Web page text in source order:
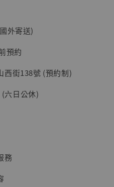
子 [BK01]
外寄送)
預約
西街138號 (預約制)
六日公休)
務